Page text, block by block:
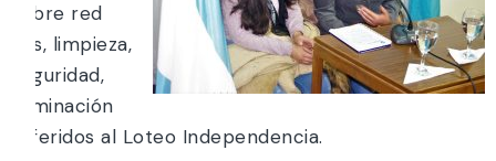
sobre red
gas, limpieza,
seguridad,
iluminación
referidos al Loteo Independencia.